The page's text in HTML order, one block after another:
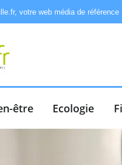
votre web média de référence
être Ecologie